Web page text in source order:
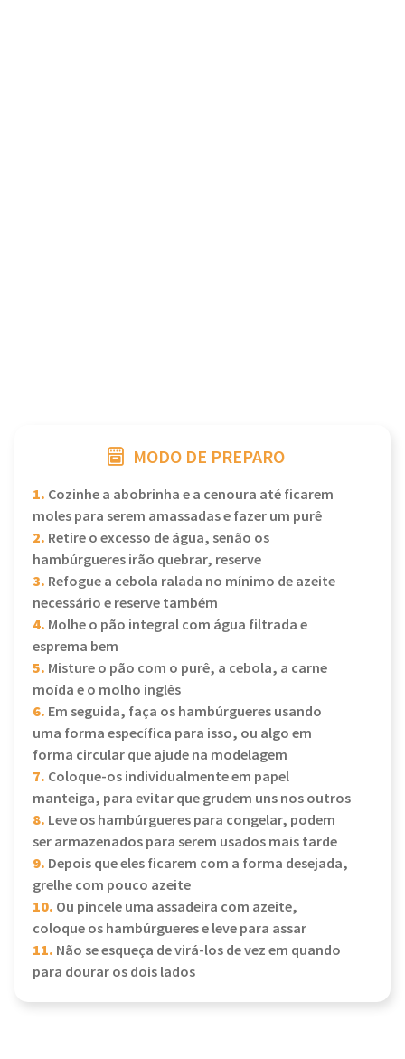
MODO DE PREPARO
1. Cozinhe a abobrinha e a cenoura até ficarem
moles para serem amassadas e fazer um purê
2. Retire o excesso de água, senão os
hambúrgueres irão quebrar, reserve
3. Refogue a cebola ralada no mínimo de azeite
necessário e reserve também
4. Molhe o pão integral com água filtrada e
esprema bem
5. Misture o pão com o purê, a cebola, a carne
moída e o molho inglês
6. Em seguida, faça os hambúrgueres usando
uma forma específica para isso, ou algo em
forma circular que ajude na modelagem
7. Coloque-os individualmente em papel
manteiga, para evitar que grudem uns nos outros
8. Leve os hambúrgueres para congelar, podem
ser armazenados para serem usados mais tarde
9. Depois que eles ficarem com a forma desejada,
grelhe com pouco azeite
10. Ou pincele uma assadeira com azeite,
coloque os hambúrgueres e leve para assar
11. Não se esqueça de virá-los de vez em quando
para dourar os dois lados